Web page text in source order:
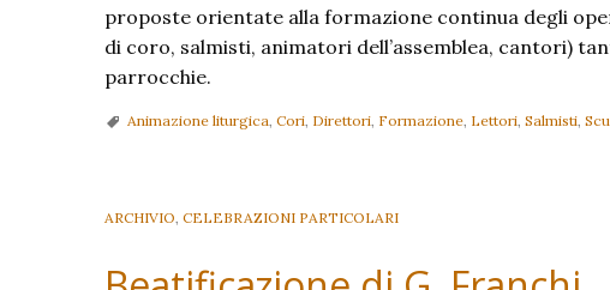
proposte orientate alla formazione continua degli
di coro, salmisti, animatori dell’assemblea, cantori)
parrocchie.
Animazione liturgica Cori Direttori Formazione Lettori Salmisti
ARCHIVIO CELEBRAZIONI PARTICOLARI